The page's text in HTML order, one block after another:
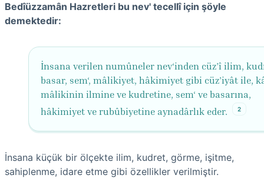
Bedîüzzamân Hazretleri bu nev' tecellî için şöyle
demektedir:
İnsana verilen numûneler nev‘inden cüz’î ilim,
basar, sem‘, mâlikiyet, hâkimiyet gibi cüz’iyât ile,
mâlikinin ilmine ve kudretine, sem‘ ve basarına,
hâkimiyet ve rubûbiyetine aynadârlık eder.
2
İnsana küçük bir ölçekte ilim, kudret, görme, işitme,
sahiplenme, idare etme gibi özellikler verilmiştir.